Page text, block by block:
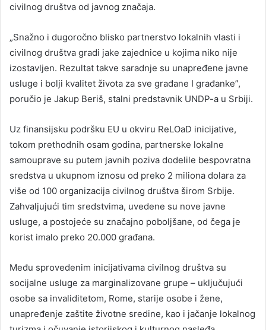
civilnog društva od javnog značaja.
„Snažno i dugoročno blisko partnerstvo lokalnih vlasti i
civilnog društva gradi jake zajednice u kojima niko nije
izostavljen. Rezultat takve saradnje su unapređene javne
usluge i bolji kvalitet života za sve građane I građanke”,
poručio je Jakup Beriš, stalni predstavnik UNDP-a u Srbiji.
Uz finansijsku podršku EU u okviru ReLOaD inicijative,
tokom prethodnih osam godina, partnerske lokalne
samouprave su putem javnih poziva dodelile bespovratna
sredstva u ukupnom iznosu od preko 2 miliona dolara za
više od 100 organizacija civilnog društva širom Srbije.
Zahvaljujući tim sredstvima, uvedene su nove javne
usluge, a postojeće su značajno poboljšane, od čega je
korist imalo preko 20.000 građana.
Među sprovedenim inicijativama civilnog društva su
socijalne usluge za marginalizovane grupe – uključujući
osobe sa invaliditetom, Rome, starije osobe i žene,
unapređenje zaštite životne sredine, kao i jačanje lokalnog